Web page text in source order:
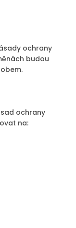
ochrany
budou
ochrany
na: